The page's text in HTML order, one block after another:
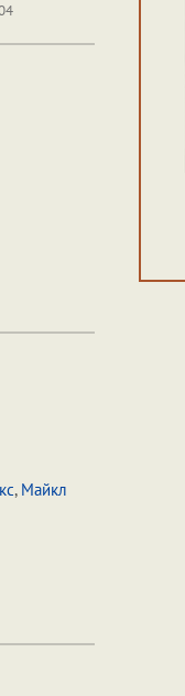
, Майкл